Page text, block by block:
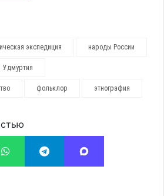
экспедиция народы России
Удмуртия
фольклор этнография